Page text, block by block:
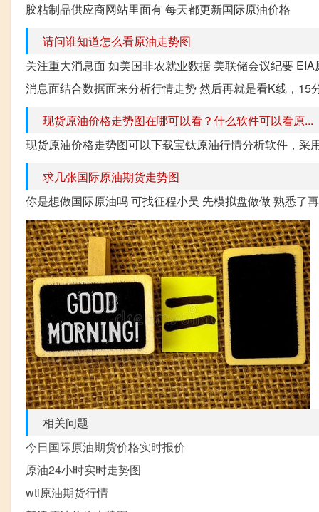
胶粘制品供应商网站里面有 每天都更新国际原油价格
请问谁知道怎么看原油走势图
关注重大消息面 如美国非农就业数据 美联储会议纪要
消息面结合数据面来分析行情走势 然后再就是看K线，
现货原油价格走势图在哪可以看？什么软件可以看原...
现货原油价格走势图可以下载宝钛原油行情分析软件，
求几张国际原油期货走势图
你是想做国际原油吗 可找征程小吴 先模拟盘做做 熟悉了
相关问题
今日国际原油期货价格实时报价
原油24小时实时走势图
wti原油期货行情